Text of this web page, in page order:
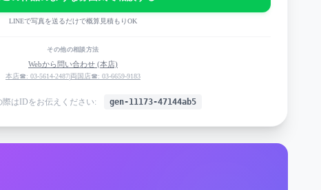
tour『N.ever』
LINEで写真を送るだけで概算見積もりOK
その他の相談方法
Webから問い合わせ (本店)
本店☎: 03-5614-2487|両国店☎: 03-6659-9183
際はIDをお伝えください: gen-11173-47144ab5